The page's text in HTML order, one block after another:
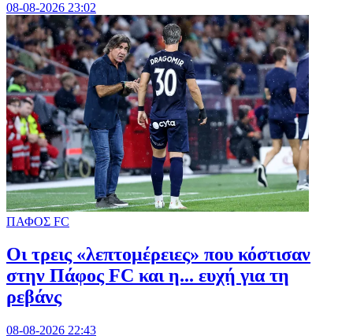
08-08-2026 23:02
ΠΑΦΟΣ FC
Οι τρεις «λεπτομέρειες» που κόστισαν
στην Πάφος FC και η... ευχή για τη
ρεβάνς
08-08-2026 22:43